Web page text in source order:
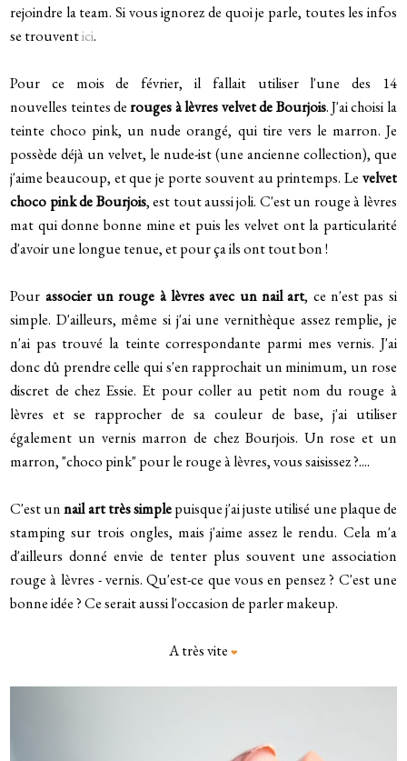
rejoindre la team. Si vous ignorez de quoi je parle, toutes les infos
se trouventici.
Pour ce mois de février, il fallait utiliser l'une des 14
nouvelles teintes derouges à lèvres velvet de Bourjois. J'ai choisi la
teinte choco pink, un nude orangé, qui tire vers le marron. Je
possède déjà un velvet, le nude-ist (une ancienne collection), que
j'aime beaucoup, et que je porte souvent au printemps. Le velvet
choco pink de Bourjois, est tout aussi joli. C'est un rouge à lèvres
mat qui donne bonne mine et puis les velvet ont la particularité
d'avoir une longue tenue, et pour ça ils ont tout bon !
Pour associer un rouge à lèvres avec un nail art, ce n'est pas si
simple. D'ailleurs, même si j'ai une vernithèque assez remplie, je
n'ai pas trouvé la teinte correspondante parmi mes vernis. J'ai
donc dû prendre celle qui s'en rapprochait un minimum, un rose
discret de chez Essie. Et pour coller au petit nom du rouge à
lèvres et se rapprocher de sa couleur de base, j'ai utiliser
également un vernis marron de chez Bourjois. Un rose et un
marron, "choco pink" pour le rouge à lèvres, vous saisissez ?....
C'est unnail art très simplepuisque j'ai juste utilisé une plaque de
stamping sur trois ongles, mais j'aime assez le rendu. Cela m'a
d'ailleurs donné envie de tenter plus souvent une association
rouge à lèvres - vernis. Qu'est-ce que vous en pensez ? C'est une
bonne idée ? Ce serait aussi l'occasion de parler makeup.
A très vite ❤